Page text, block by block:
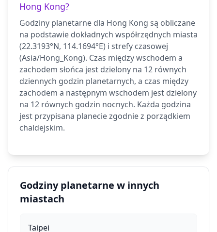
Hong Kong?
Godziny planetarne dla Hong Kong są obliczane
na podstawie dokładnych współrzędnych miasta
(22.3193°N, 114.1694°E) i strefy czasowej
(Asia/Hong_Kong). Czas między wschodem a
zachodem słońca jest dzielony na 12 równych
dziennych godzin planetarnych, a czas między
zachodem a następnym wschodem jest dzielony
na 12 równych godzin nocnych. Każda godzina
jest przypisana planecie zgodnie z porządkiem
chaldejskim.
Godziny planetarne w innych
miastach
Taipei